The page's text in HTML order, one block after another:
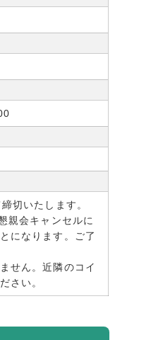
切いたします。
親会キャンセルに
になります。ご了
せん。近隣のコイ
さい。